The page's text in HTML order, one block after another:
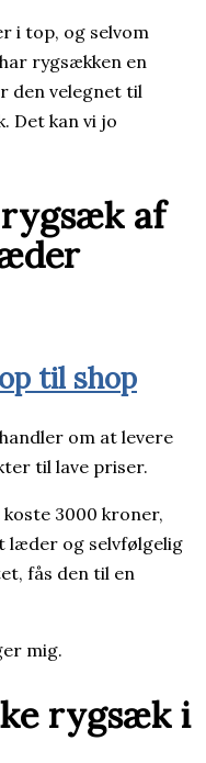
i top, og selvom
rygsækken en
den velegnet til
Det kan vi jo
af
til shop
om at levere
til lave priser.
3000 kroner,
læder og selvfølgelig
fås den til en
mig.
rygsæk i